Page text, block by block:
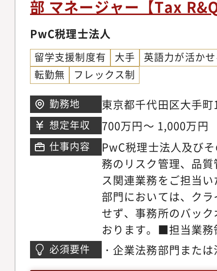
推進責任者さらには
応じて組織全体のセ
るマネジメント職へ
す。・自己成長の機
にわたって会社を支
を育成することに力
ティ戦略を経営視点
バル標準のセキュリ
磨き続けることがで
ベルのセキュリティ
指すあなたを、資格
情報処理安全確保支
度で全面的にバック
の専門知識とリーダ
の事業成長とグロー
す。事業の根幹を支
ナミズムを体感でき
の一員として、海外
文化・スキルを持つ
を通じて、国際的な
げることができます
画立案・実行、なら
教育、運用実務2)イ
究明、分析、初動対
実行。緊急時にはチ
決に貢献いただきま
る協力会社との交渉
内容・サイバーセキ
ルールの整備、社内
キュリティ3軸(情報
キュリティ、製造シ
活動に対するガバナ
（情報ITセキュリテ
C、製品セキュリティ
ムセキュリティ:オペ
略・技術Cが活動）
部 マネージャー【Tax
PwC税理士法人
留学支援制度有 大手
英語力が活か
転勤無
フレックス制
勤務地 東京都千代田区大手
想定年収 700万円～ 1,000万円
仕事内容
PwC税理士法人及び
務のリスク管理、品
ス関連業務をご担当
部門においては、ク
せず、事務所のバッ
おります。■担当業
務（主担当業務）・
必須要件
・企業法務部門また